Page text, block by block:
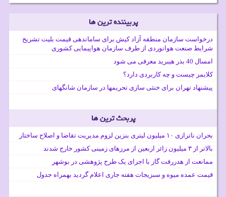
پربیننده ترین ها
درخواست سازمان منطقه آزاد کیش برای ساماندهی قیمت بلیت تشریح
شرایط صنعت هوانوردی از طرف سازمان هواپیمایی کشوری
امسال 40 بذر هیبرید معرفی می شود
کلایمر چیست و چه کاربردی دارد؟
پیشنهاد تهران برای خنثی سازی تحریمها در سازمان شانگهای
پربحث ترین ها
بحران ناترازی ۱۰ میلیون لیتری بنزین لزوم مدیریت تقاضا و اصلاح ساختار
بالاتر از ۳ میلیون زائر اربعین از مرزهای زمینی کشور خارج شدند
ممانعت از هدررفت گاز با اجرای یک طرح پژوهشی در بوشهر
قیمت عمده میوه و سبزیجات هفته جاری اعلام گردید بهمراه جدول